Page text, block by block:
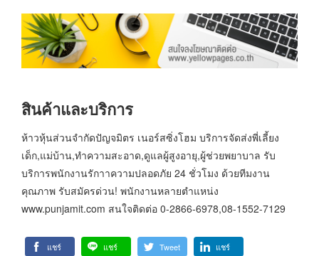
สินค้าและบริการ
ห้าวหุ้นส่วนจำกัดปัญจมิตร เนอร์สซิ่งโฮม บริการจัดส่งพี่เลี้ยง
เด็ก,แม่บ้าน,ทำความสะอาด,ดูแลผู้สูงอายุ,ผู้ช่วยพยาบาล รับ
บริการพนักงานรักาาความปลอดภัย 24 ชั่วโมง ด้วยทีมงาน
คุณภาพ รับสมัครด่วน! พนักงานหลายตำแหน่ง
www.punjamit.com สนใจติดต่อ 0-2866-6978,08-1552-7129
แชร์ แชร์ Tweet แชร์